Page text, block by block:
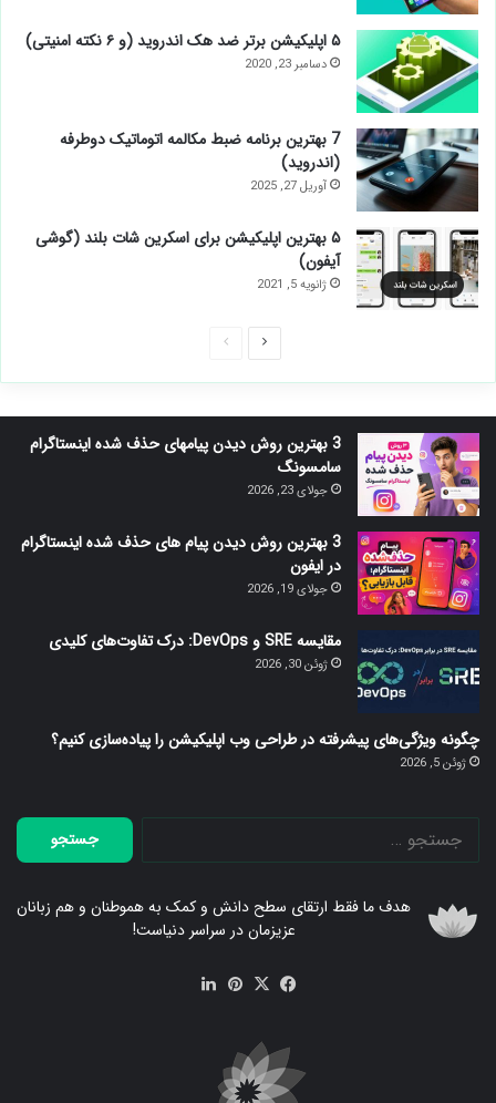
۵ اپلیکیشن برتر ضد هک اندروید (و ۶ نکته امنیتی)
دسامبر 23, 2020
7 بهترین برنامه ضبط مکالمه اتوماتیک دوطرفه
(اندروید)
آوریل 27, 2025
۵ بهترین اپلیکیشن برای اسکرین شات بلند (گوشی
آیفون)
ژانویه 5, 2021
صفحه
صفحه
3 بهترین روش دیدن پیامهای حذف شده اینستاگرام
سامسونگ
جولای 23, 2026
3 بهترین روش دیدن پیام های حذف شده اینستاگرام
در ایفون
جولای 19, 2026
مقایسه SRE و DevOps: درک تفاوت‌های کلیدی
ژوئن 30, 2026
چگونه ویژگی‌های پیشرفته در طراحی وب اپلیکیشن را پیاده‌سازی کنیم؟
ژوئن 5, 2026
جستجو
برای:
هدف ما فقط ارتقای سطح دانش و کمک به هموطنان و هم زبانان
عزیزمان در سراسر دنیاست!
فیسX ‫پین‌ترست